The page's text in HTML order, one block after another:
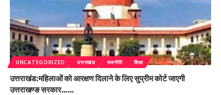
UNCATEGORIZED उत्तराखंड राजनीति शिक्षा
उत्तराखंड:महिलाओं को आरक्षण दिलाने के लिए सुप्रीम कोर्ट जाएगी
उत्तराखण्ङ सरकार……